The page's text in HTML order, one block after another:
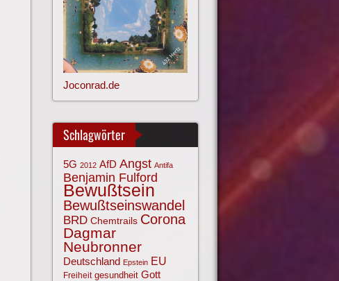
Joconrad.de
Schlagwörter
5G 2012 AfD Angst Antifa
Benjamin Fulford
Bewußtsein
Bewußtseinswandel
BRD Chemtrails Corona
Dagmar
Neubronner
Deutschland Epstein EU
Freiheit gesundheit Gott